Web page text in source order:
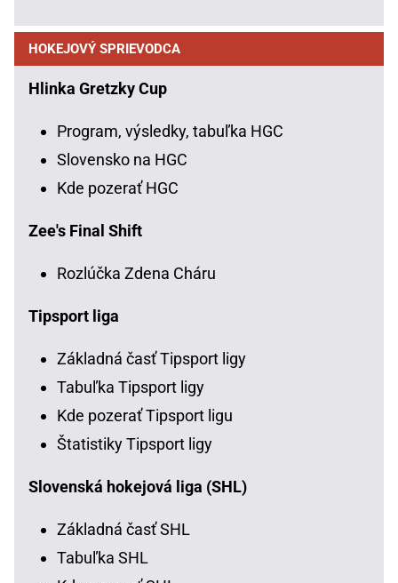
HOKEJOVÝ SPRIEVODCA
Hlinka Gretzky Cup
Program, výsledky, tabuľka HGC
Slovensko na HGC
Kde pozerať HGC
Zee's Final Shift
Rozlúčka Zdena Cháru
Tipsport liga
Základná časť Tipsport ligy
Tabuľka Tipsport ligy
Kde pozerať Tipsport ligu
Štatistiky Tipsport ligy
Slovenská hokejová liga (SHL)
Základná časť SHL
Tabuľka SHL